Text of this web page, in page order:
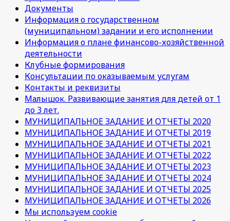
Документы
Информация о государственном
(муниципальном) задании и его исполнении
Информация о плане финансово-хозяйственной
деятельности
Клубные формирования
Консультации по оказываемым услугам
Контакты и реквизиты
Малышок. Развивающие занятия для детей от 1
до 3 лет.
МУНИЦИПАЛЬНОЕ ЗАДАНИЕ И ОТЧЕТЫ 2020
МУНИЦИПАЛЬНОЕ ЗАДАНИЕ И ОТЧЕТЫ 2019
МУНИЦИПАЛЬНОЕ ЗАДАНИЕ И ОТЧЕТЫ 2021
МУНИЦИПАЛЬНОЕ ЗАДАНИЕ И ОТЧЕТЫ 2022
МУНИЦИПАЛЬНОЕ ЗАДАНИЕ И ОТЧЕТЫ 2023
МУНИЦИПАЛЬНОЕ ЗАДАНИЕ И ОТЧЕТЫ 2024
МУНИЦИПАЛЬНОЕ ЗАДАНИЕ И ОТЧЕТЫ 2025
МУНИЦИПАЛЬНОЕ ЗАДАНИЕ И ОТЧЕТЫ 2026
Мы используем cookie